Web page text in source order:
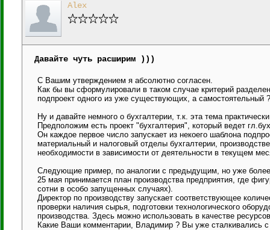
Alex
Давайте чуть расширим )))
С Вашим утверждением я абсолютно согласен.
Как бы вы сформулировали в таком случае критерий
подпроект одного из уже существующих, а самостоятельный ?
Ну и давайте немного о бухгалтерии, т.к. эта тема
Предположим есть проект "бухгалтерия", который ведет
Он каждое первое число запускает из некоего шаблона
материальный и налоговый отделы бухгалтерии,
необходимости в зависимости от деятельности в текущем
Следующие пример, по аналогии с предыдущим, но уже
25 мая принимается план производства предприятия, где
сотни в особо запущенных случаях).
Директор по производству запускает соответствующее
проверки наличия сырья, подготовки технологического
производства. Здесь можно использовать в качестве
Какие Ваши комментарии, Владимир ? Вы уже сталкивались